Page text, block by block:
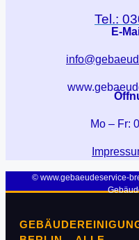
Tel.:
E-
Mo – Fr:
© www.gebaeudeservice-